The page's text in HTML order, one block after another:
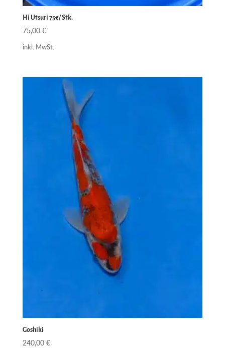
Hi Utsuri 75€/ Stk.
75,00 €
inkl. MwSt.
Goshiki
240,00 €